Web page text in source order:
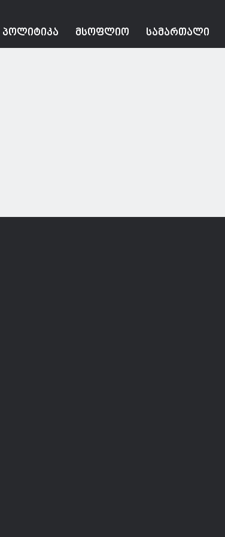
ᲞᲝᲚᲘᲢᲘᲙᲐ ᲛᲡᲝᲤᲚᲘᲝ ᲡᲐᲛᲐᲠᲗᲐᲚᲘ